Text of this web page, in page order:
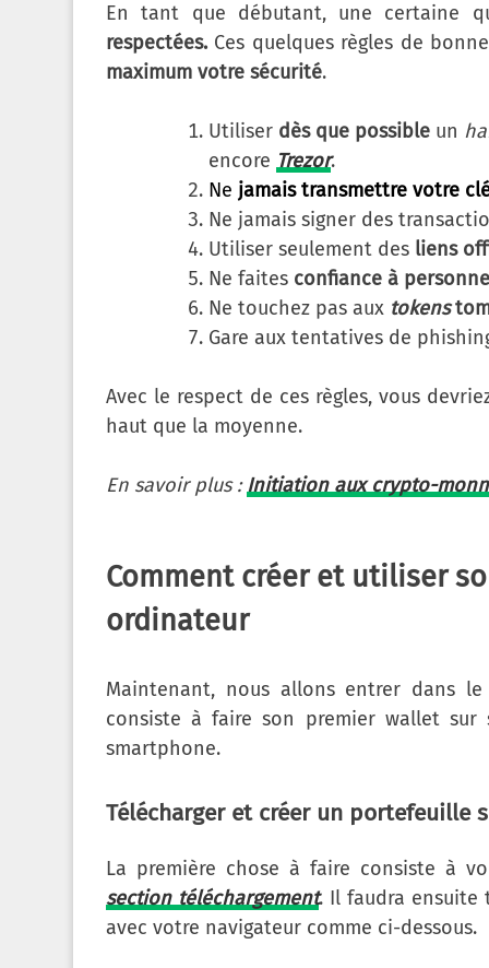
En tant que débutant, une certaine
respectées. Ces quelques règles de
maximum votre sécurité.
Utiliser dès que possible un
encore Trezor.
Ne jamais transmettre votre
Ne jamais signer des
Utiliser seulement des liens
Ne faites confiance à personne
Ne touchez pas aux tokens
Gare aux tentatives de
Avec le respect de ces règles, vous
haut que la moyenne.
En savoir plus :Initiation aux crypto-
Comment créer et utiliser
ordinateur
Maintenant, nous allons entrer dans
consiste à faire son premier wallet
smartphone.
Télécharger et créer un portefeuille
La première chose à faire consiste à
section téléchargement. Il faudra ensuite
avec votre navigateur comme ci-dessous.